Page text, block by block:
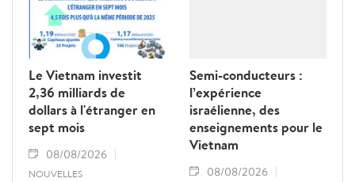
Le Vietnam investit
2,36 milliards de
dollars à l'étranger en
sept mois
08/08/2026
NOUVELLES
Semi-conducteurs :
l’expérience
israélienne, des
enseignements pour le
Vietnam
08/08/2026